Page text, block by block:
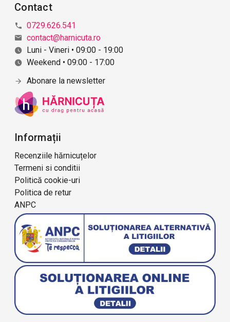
Contact
0729.626.541
contact@harnicuta.ro
Luni - Vineri • 09:00 - 19:00
Weekend • 09:00 - 17:00
Abonare la newsletter
Informații
Recenziile hărnicuțelor
Termeni si conditii
Politică cookie-uri
Politica de retur
ANPC